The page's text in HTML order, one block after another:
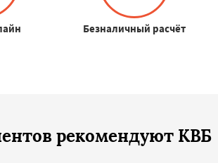
Безналичный расчёт
рекомендуют КВБ